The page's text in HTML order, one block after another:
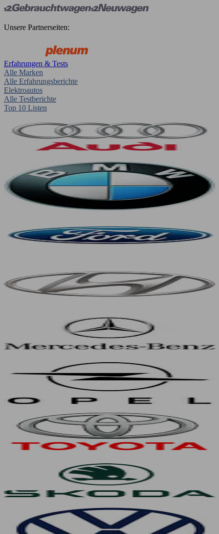
Unsere Partnerseiten:
Erfahrungen & Tests
Alle Marken
Alle Erfahrungsberichte
Elektroautos
Alle Testberichte
Top 10 Listen